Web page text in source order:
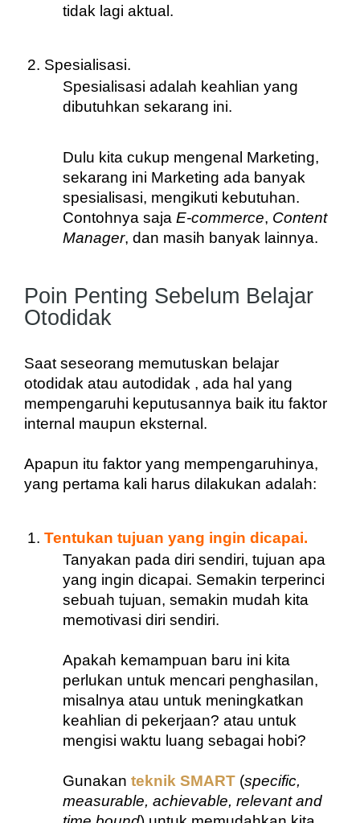
tidak lagi aktual.
Spesialisasi.
Spesialisasi adalah keahlian yang
dibutuhkan sekarang ini.
Dulu kita cukup mengenal Marketing,
sekarang ini Marketing ada banyak
spesialisasi, mengikuti kebutuhan.
Contohnya saja E-commerce, Content
Manager, dan masih banyak lainnya.
Poin Penting Sebelum Belajar
Otodidak
Saat seseorang memutuskan belajar
otodidak atau autodidak , ada hal yang
mempengaruhi keputusannya baik itu faktor
internal maupun eksternal.
Apapun itu faktor yang mempengaruhinya,
yang pertama kali harus dilakukan adalah:
Tentukan tujuan yang ingin dicapai.
Tanyakan pada diri sendiri, tujuan apa
yang ingin dicapai. Semakin terperinci
sebuah tujuan, semakin mudah kita
memotivasi diri sendiri.
Apakah kemampuan baru ini kita
perlukan untuk mencari penghasilan,
misalnya atau untuk meningkatkan
keahlian di pekerjaan? atau untuk
mengisi waktu luang sebagai hobi?
Gunakan teknik SMART (specific,
measurable, achievable, relevant and